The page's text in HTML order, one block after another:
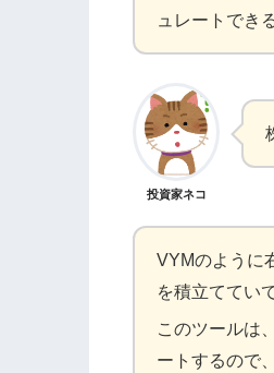
ュレートでき
投資家ネコ
VYMのように
を積立ててい
このツールは
ートするので